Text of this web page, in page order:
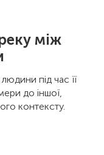
між
під час її
до іншої,
контексту.